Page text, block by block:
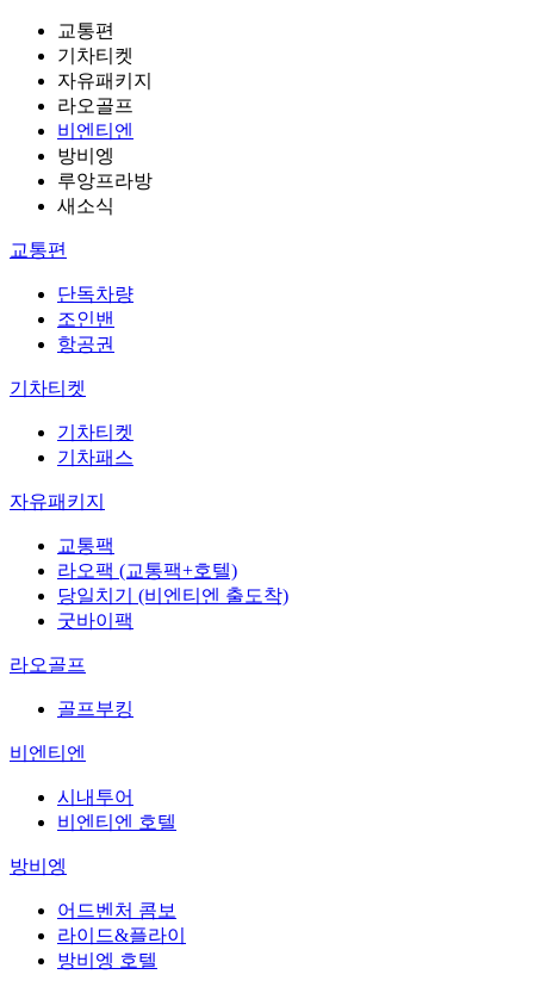
교통편
기차티켓
자유패키지
라오골프
비엔티엔
방비엥
루앙프라방
새소식
교통편
단독차량
조인밴
항공권
기차티켓
기차티켓
기차패스
자유패키지
교통팩
라오팩 (교통팩+호텔)
당일치기 (비엔티엔 출도착)
굿바이팩
라오골프
골프부킹
비엔티엔
시내투어
비엔티엔 호텔
방비엥
어드벤처 콤보
라이드&플라이
방비엥 호텔